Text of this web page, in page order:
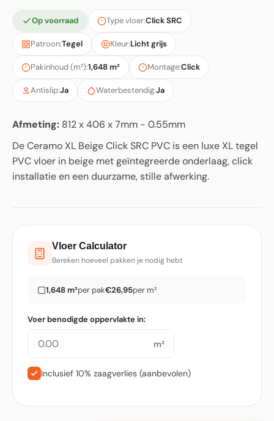
Op voorraad Type vloer:Click SRC
Patroon:Tegel Kleur:Licht grijs
Pakinhoud (m²):1,648 m² Montage:Click
Antislip:Ja Waterbestendig:Ja
Afmeting: 812 x 406 x 7mm - 0.55mm
De Ceramo XL Beige Click SRC PVC is een luxe XL tegel
PVC vloer in beige met geïntegreerde onderlaag, click
installatie en een duurzame, stille afwerking.
Vloer Calculator
Bereken hoeveel pakken je nodig hebt
1,648 m²per pak€26,95per m²
Voer benodigde oppervlakte in:
m²
Inclusief 10% zaagverlies (aanbevolen)